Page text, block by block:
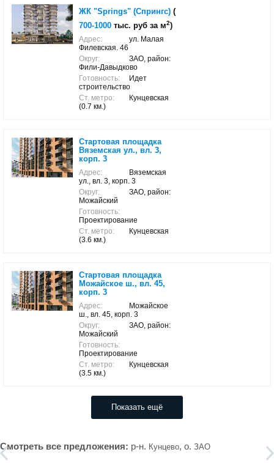
ЖК "Springs" (Спрингс) (
700-1000 тыс. руб за м2)
Адрес:
ул. Малая
Филевская. 46
Округ:
ЗАО, район:
Фили-Давыдково
Готовность:
Идет
строительство
Ст. метро:
Кунцевская
(0.7 км.)
Стартовая площадка
Вяземская ул., вл. 3,
корп. 3
Адрес:
Вяземская
ул., вл. 3, корп. 3
Округ:
ЗАО, район:
Можайский
Готовность:
Проектирование
Ст. метро:
Кунцевская
(3.6 км.)
Стартовая площадка
Можайское ш., вл. 45,
корп. 3
Адрес:
Можайское
ш., вл. 45, корп. 3
Округ:
ЗАО, район:
Можайский
Готовность:
Проектирование
Ст. метро:
Кунцевская
(3.5 км.)
Показать ещё
Смотреть все предложения: р-н. Кунцево, о. ЗАО